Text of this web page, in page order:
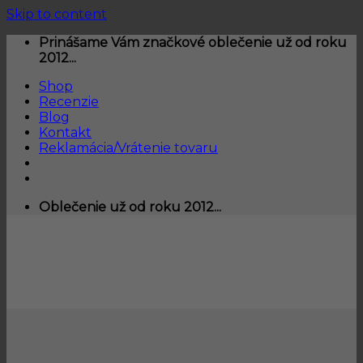
Skip to content
Prinášame Vám značkové oblečenie už od roku
2012...
Shop
Recenzie
Blog
Kontakt
Reklamácia/Vrátenie tovaru
Oblečenie už od roku 2012...